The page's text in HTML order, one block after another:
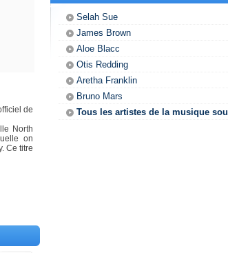
de
North
on
Ce titre
Selah Sue
James Brown
Aloe Blacc
Otis Redding
Aretha Franklin
Bruno Mars
Tous les artistes de la musique soul